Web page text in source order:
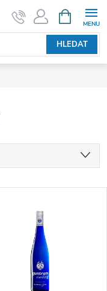
HLEDAT
NÁKUPNÍ
KOŠÍK